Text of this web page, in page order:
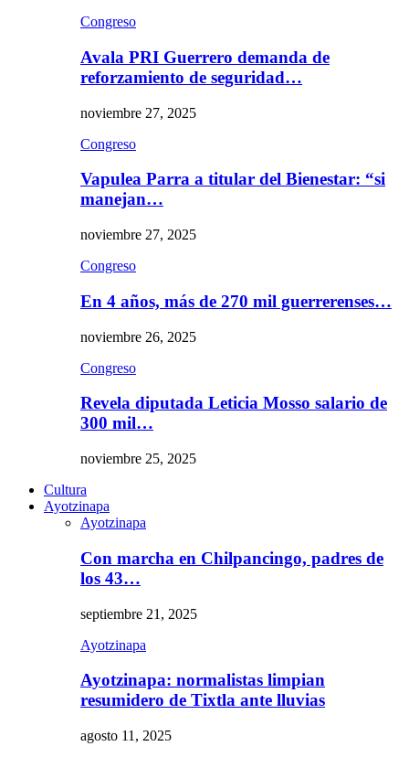
Congreso
Avala PRI Guerrero demanda de
reforzamiento de seguridad…
noviembre 27, 2025
Congreso
Vapulea Parra a titular del Bienestar: “si
manejan…
noviembre 27, 2025
Congreso
En 4 años, más de 270 mil guerrerenses…
noviembre 26, 2025
Congreso
Revela diputada Leticia Mosso salario de
300 mil…
noviembre 25, 2025
Cultura
Ayotzinapa
Ayotzinapa
Con marcha en Chilpancingo, padres de
los 43…
septiembre 21, 2025
Ayotzinapa
Ayotzinapa: normalistas limpian
resumidero de Tixtla ante lluvias
agosto 11, 2025